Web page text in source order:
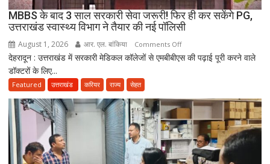
CWC
ने
जारी
किया
नोटिस
MBBS के बाद 3 साल सरकारी सेवा जरूरी! फिर ही कर सकेंगे PG,
उत्तराखंड स्वास्थ्य विभाग ने तैयार की नई पॉलिसी
August 1, 2026 आर. एल. बांकिया Comments Offon
MBBS
साल
सरकारी
सेवा
जरूरी!
देहरादून : उत्तराखंड में सरकारी मेडिकल कॉलेजों से एमबीबीएस की पढ़ाई पूरी करने वाले
डॉक्टरों के लिए...
Featured उत्तराखंड करियर राज्य सेहत